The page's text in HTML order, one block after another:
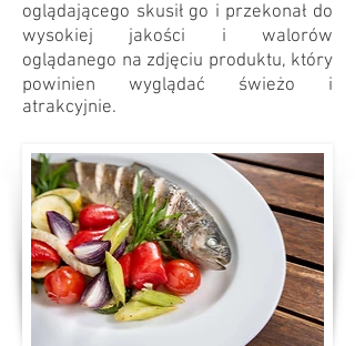
oglądającego skusił go i przekonał do
wysokiej jakości i walorów
oglądanego na zdjęciu produktu, który
powinien wyglądać świeżo i
atrakcyjnie.